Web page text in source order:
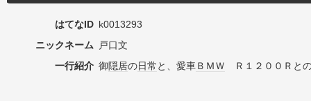
はてなID k0013293
ニックネーム 戸口文
一行紹介 御隠居の日常 と、愛車ＢＭＷ Ｒ１２００Ｒと